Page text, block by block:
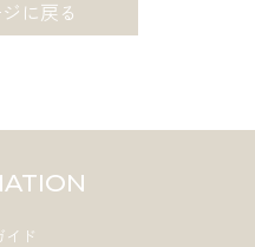
に戻る
イド